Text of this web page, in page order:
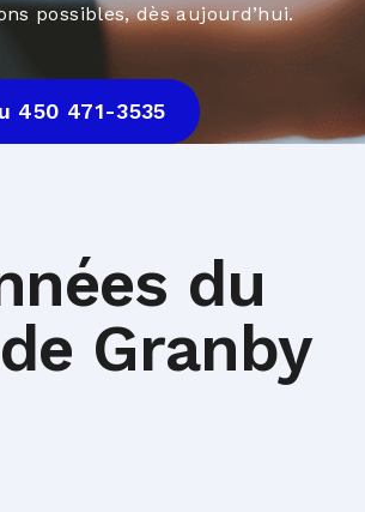
possibles, dès aujourd’hui.
450 471-3535
du
Granby